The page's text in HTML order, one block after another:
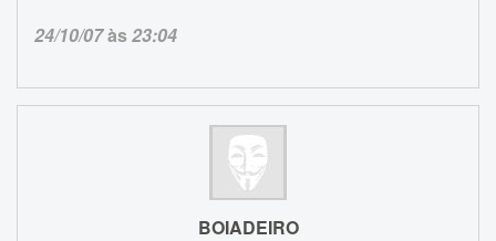
24/10/07às23:04
BOIADEIRO